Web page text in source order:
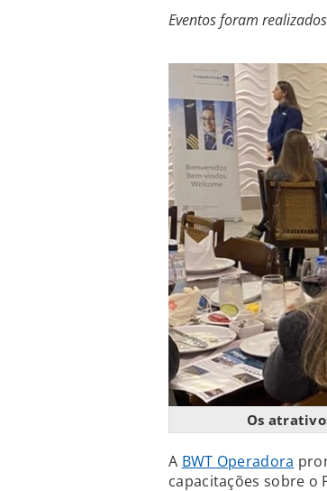
Eventos foram
Os
A BWT Operadora
capacitações sobre o